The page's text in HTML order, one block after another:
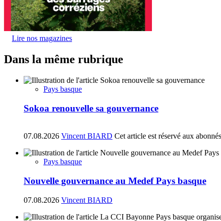
Lire nos magazines
Dans la même rubrique
Pays basque
Sokoa renouvelle sa gouvernance
07.08.2026 Vincent BIARD Cet article est réservé aux abonnés
Pays basque
Nouvelle gouvernance au Medef Pays basque
07.08.2026 Vincent BIARD